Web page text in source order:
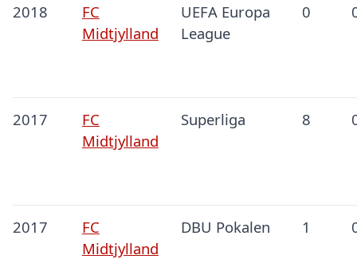
2018
FC
Midtjylland
UEFA Europa
League
0
2017
FC
Midtjylland
Superliga 8
2017
FC
Midtjylland
DBU Pokalen 1